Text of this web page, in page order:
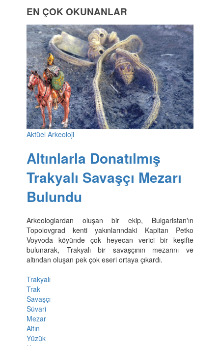
EN ÇOK OKUNANLAR
Aktüel Arkeoloji
Altınlarla Donatılmış
Trakyalı Savaşçı Mezarı
Bulundu
Arkeologlardan oluşan bir ekip, Bulgaristan'ın
Topolovgrad kenti yakınlarındaki Kapitan Petko
Voyvoda köyünde çok heyecan verici bir keşifte
bulunarak, Trakyalı bir savaşçının mezarını ve
altından oluşan pek çok eseri ortaya çıkardı.
Trakyalı
Trak
Savaşçı
Süvari
Mezar
Altın
Yüzük